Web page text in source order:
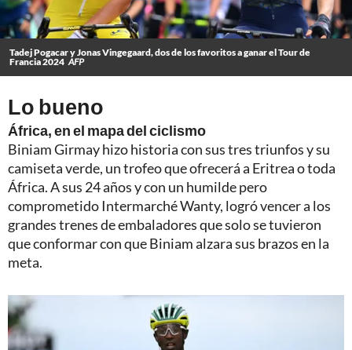
Tadej Pogacar y Jonas Vingegaard, dos de los favoritos a ganar el Tour de
Francia 2024 AFP
Lo bueno
África, en el mapa del ciclismo
Biniam Girmay hizo historia con sus tres triunfos y su
camiseta verde, un trofeo que ofrecerá a Eritrea o toda
África. A sus 24 años y con un humilde pero
comprometido Intermarché Wanty, logró vencer a los
grandes trenes de embaladores que solo se tuvieron
que conformar con que Biniam alzara sus brazos en la
meta.